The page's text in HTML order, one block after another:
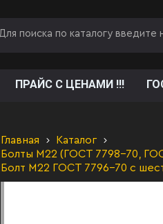
ПРАЙС С ЦЕНАМИ !!!
Главная
Каталог
Болты М22 (ГОСТ 7798-70,
Болт М22 ГОСТ 7796-70 с